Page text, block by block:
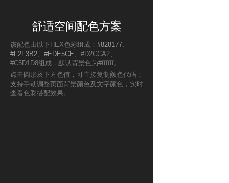
舒适空间配色方案
该配色由以下HEX色彩组成： #828177、
#F2F3B2、 #EDE5CE 、#D2CCA2、
#C5D1D8组成，默认背景色为#ffffff。
点击圆形及下方色值，可直接复制颜色代码；
支持手动调整页面背景颜色及文字颜色，实时
查看色彩搭配效果。